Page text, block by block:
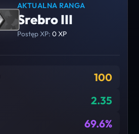
AKTUALNA RANGA
Srebro III
Postęp XP: 0 XP
100
2.35
69.6%